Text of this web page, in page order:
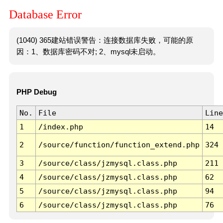
Database Error
(1040) 365建站错误警告：连接数据库失败，可能的原
因：1、数据库密码不对; 2、mysql未启动。
PHP Debug
No. File
Line
1
/index.php 14
2 /source/function/function_extend.php 324
3 /source/class/jzmysql.class.php
211
4
/source/class/jzmysql.class.php
62
5
/source/class/jzmysql.class.php
94
6
/source/class/jzmysql.class.php 76